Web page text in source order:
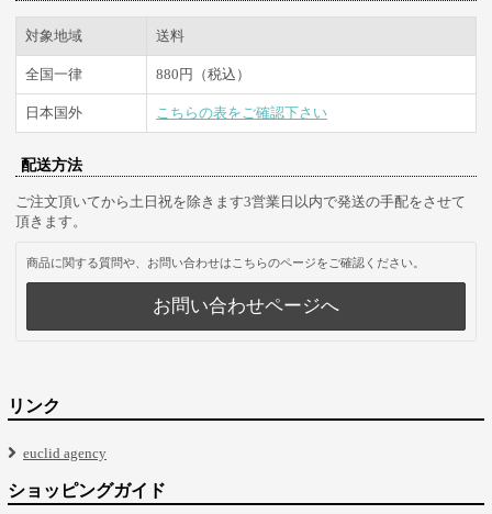
対象地域 送料
全国一律 880円（税込）
日本国外 こちらの表をご確認下さい
配送方法
ご注文頂いてから土日祝を除きます3営業日以内で発送の手配をさせて
頂きます。
商品に関する質問や、お問い合わせはこちらのページをご確認ください。
お問い合わせページへ
リンク
euclid agency
ショッピングガイド